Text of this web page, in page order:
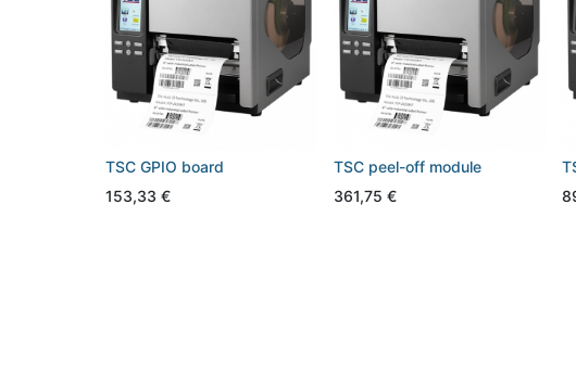
TSC GPIO board
153,33 €
TSC peel-off module
361,75 €